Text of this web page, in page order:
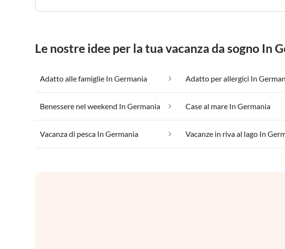
Le nostre idee per la tua vacanza da sogno In
Adatto alle famiglie In Germania Adatto per allergici In
Benessere nel weekend In Germania Case al mare In Germania
Vacanza di pesca In Germania Vacanze in riva al lago In